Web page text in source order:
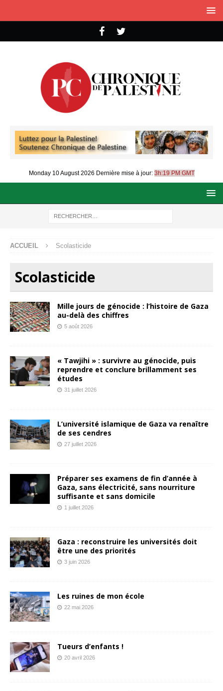
Monday 10 August 2026 Dernière mise à jour: 3h:19 PM GMT
ACCUEIL Scolasticide
Scolasticide
Mille jours de génocide : l’histoire de Gaza
au-delà des chiffres
5 août 2026
« Tawjihi » : survivre au génocide, puis
reprendre et conclure brillamment ses
études
31 juillet 2026
L’université islamique de Gaza va renaître
de ses cendres
27 juillet 2026
Préparer ses examens de fin d’année à
Gaza, sans électricité, sans nourriture
suffisante et sans domicile
1 juillet 2026
Gaza : reconstruire les universités doit
être une des priorités
3 juin 2026
Les ruines de mon école
22 mai 2026
Tueurs d’enfants !
20 avril 2026